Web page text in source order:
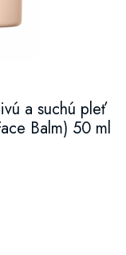
a suchú pleť
Balm) 50 ml